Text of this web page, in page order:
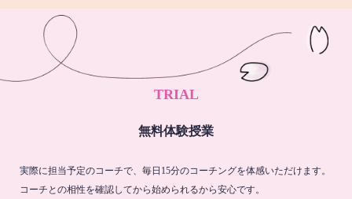
TRIAL
無料体験授業
実際に担当予定のコーチで、毎日15分のコーチングを体感いただけます。
コーチとの相性を確認してから始められるから安心です。